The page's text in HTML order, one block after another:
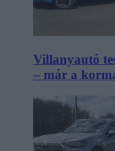
Villanyautó
– már a